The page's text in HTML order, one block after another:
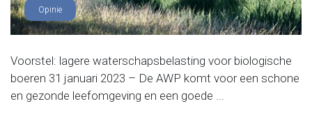
Opinie
Voorstel: lagere waterschapsbelasting voor biologische
boeren 31 januari 2023 – De AWP komt voor een schone
en gezonde leefomgeving en een goede ...